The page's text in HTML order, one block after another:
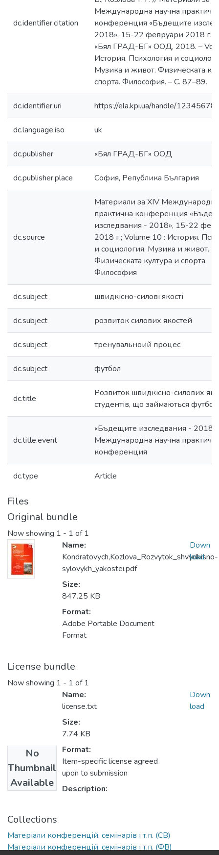
dc.identifier.citation
Международна научна
конференция «Бъдещите
2018», 15-22 февруари 2018 г.
«Бял ГРАД-БГ» ООД, 2018. –
История. Психология и
Музика и живот. Физическата
спорта. Философия. – С. 87–89.
dc.identifier.uri https://ela.kpi.ua/handle/
dc.language.iso uk
dc.publisher «Бял ГРАД-БГ» ООД
dc.publisher.place София, Република България
dc.source
Материали за ХIV
практична конференция
изследвания - 2018», 15-22
2018 г.; Volume 10 : История.
и социология. Музика и живот.
Физическата култура и спорта.
Философия
dc.subject швидкісно-силові якості
dc.subject розвиток силових якостей
dc.subject тренувальноий процес
dc.subject футбол
dc.title
Розвиток швидкісно-силових
студентів, що займаються
dc.title.event
«Бъдещите изследвания -
Международна научна
конференция
dc.type Article
Files
Original bundle
Now showing 1 - 1 of 1
Name:
Kondratovych,Kozlova_Rozvytok_shvydkisno-
sylovykh_yakostei.pdf
Size:
847.25 KB
Format:
Adobe Portable Document
Format
Down
load
License bundle
Now showing 1 - 1 of 1
No
Thumbnail
Available
Name:
license.txt
Size:
7.74 KB
Format:
Item-specific license agreed
upon to submission
Description:
Down
load
Collections
Матеріали конференцій, семінарів і т.п. (СВ)
Матеріали конференцій, семінарів і т.п. (ФВ)